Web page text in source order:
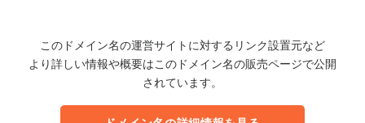
このドメイン名の運営サイトに対するリンク設置元など
より詳しい情報や概要はこのドメイン名の販売ページで公開
されています。